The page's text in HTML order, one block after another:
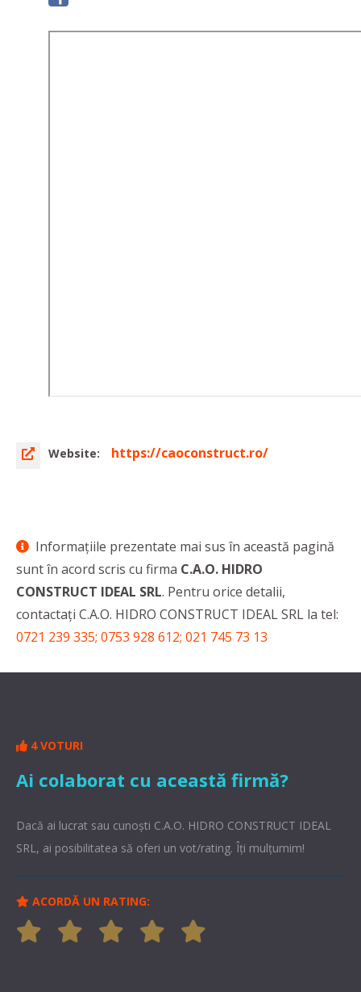
Website: https://caoconstruct.ro/
Informaţiile prezentate mai sus în această pagină
sunt în acord scris cu firma C.A.O. HIDRO
CONSTRUCT IDEAL SRL. Pentru orice detalii,
contactaţi C.A.O. HIDRO CONSTRUCT IDEAL SRL la tel:
0721 239 335; 0753 928 612; 021 745 73 13
4 VOTURI
Ai colaborat cu această firmă?
Dacă ai lucrat sau cunoşti C.A.O. HIDRO CONSTRUCT IDEAL
SRL, ai posibilitatea să oferi un vot/rating. Îți mulțumim!
ACORDĂ UN RATING: